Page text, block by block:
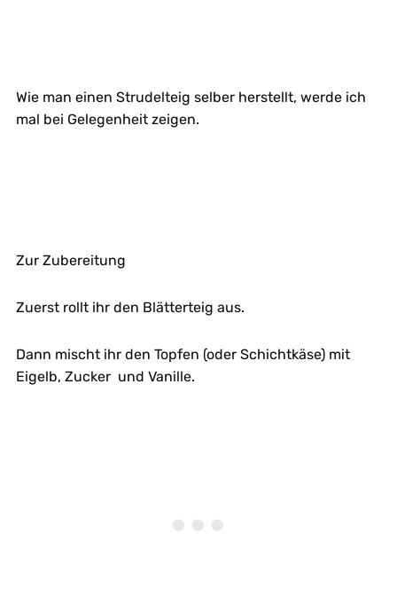
Wie man einen Strudelteig selber herstellt, werde ich
mal bei Gelegenheit zeigen.
Zur Zubereitung
Zuerst rollt ihr den Blätterteig aus.
Dann mischt ihr den Topfen (oder Schichtkäse) mit
Eigelb, Zucker und Vanille.